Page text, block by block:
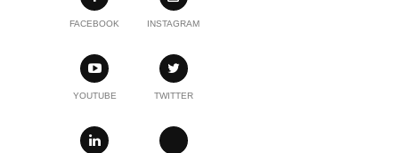
FACEBOOK INSTAGRAM
YOUTUBE TWITTER